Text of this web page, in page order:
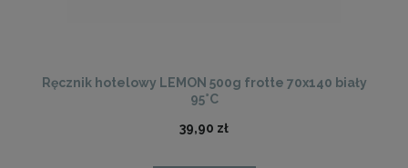
Ręcznik hotelowy LEMON 500g frotte 70x140 biały
95°C
39,90 zł